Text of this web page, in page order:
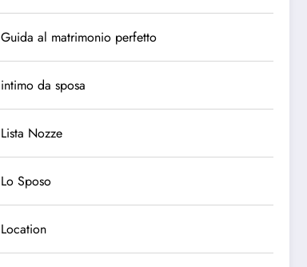
Guida al matrimonio perfetto
intimo da sposa
Lista Nozze
Lo Sposo
Location